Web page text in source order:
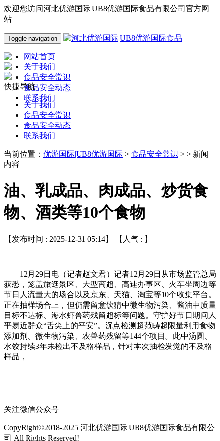
欢迎您访问河北优游国际|UB8优游国际食品有限公司官方网
站
Toggle navigation
网站首页
关于我们
食品安全常识
食品安全动态
联系我们
快捷导航
关于我们
食品安全常识
食品安全动态
联系我们
当前位置： 优游国际|UB8优游国际 > 食品安全常识 > > 新闻
内容
油、乳成品、肉成品、炒货食
物、酒类等10个食物
【发布时间 : 2025-12-31 05:14】 【人气 : 】
12月29日电（记者赵文君）记者12月29日从市场监管总局
获悉，笼盖旅逛景区、大型商超、高速办事区、火车坐周边等
节日人流量大的场合以及京东、天猫、淘宝等10个收集平台。
正在抽样场合上，但仍需留意饮猜中微生物污染、酱油中质量
目标不达标、海水虾兽药残留超标等问题。守护好节日期间人
平易近群众“舌尖上的平安”。沉点检测超范畴超限量利用食物
添加剂、微生物污染、农兽药残留等144个项目。此中汤圆、
水饺持续3年未检出不及格样品，针对本次抽检发觉的不及格
样品，
关注微信公众号
CopyRight©2018-2025 河北优游国际|UB8优游国际食品有限公
司 All Rights Reserved!